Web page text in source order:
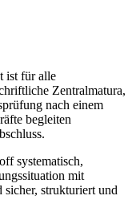
ist für alle
Zentralmatura,
nach einem
begleiten
systematisch,
mit
strukturiert und